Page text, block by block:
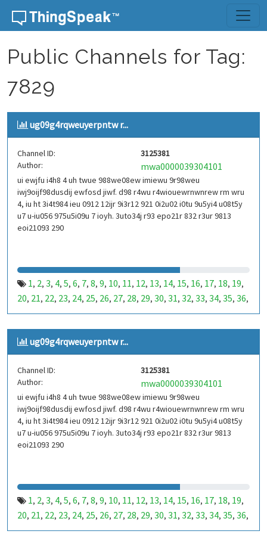
Skip to content
Public Channels for Tag:
7829
ug09g4rqweuyerpntw r...
Channel ID:
3125381
Author:
mwa0000039304101
ui ewjfu i4h8 4 uh twue 988we08ew imiewu 9r98weu
iwj9oijf98dusdij ewfosd jiwf. d98 r4wu r4wiouewrnwnrew rm wru
4, iu ht 3i4t984 ieu 0912 12ijr 9i3r12 921 0i2u02 i0tu 9u5yi4 u08t5y
u7 u-iu056 975u5i09u 7 ioyh. 3uto34j r93 epo21r 832 r3ur 9813
eoi21093 290
1, 2, 3, 4, 5, 6, 7, 8, 9, 10, 11, 12, 13, 14, 15, 16, 17, 18, 19,
20, 21, 22, 23, 24, 25, 26, 27, 28, 29, 30, 31, 32, 33, 34, 35, 36,
37,38,39,40,41,42,43,44,45,46,47,48,49,50,51,52,53,
99,100,101,102,103,104,105,106,107,108,109,110,
111,112,113,114,115,116,
123,124,125,126,127,128,129,130,131,132,133,134,
135,136,137 141,142,143
147,148 153,154,155,156,157,158
159,160,161,162,163,164,165 ,166,167,168,
171 ,172,173 ,174,175,176,177,178,179 ,180,181 ,182,
183,184,185,186, 187,188,189 ,190,191,192,193,194
195,196 ,197
231,232,233,234,235,236,237,238,239,
243, 244, 245, 246, 247,248,249,250 ,251,252, 253 ,254,
255 ,256,257, 258,259,260,261,262,263 ,264,265 , 266
ug09g4rqweuyerpntw r...
Channel ID:
3125381
Author:
mwa0000039304101
ui ewjfu i4h8 4 uh twue 988we08ew imiewu 9r98weu
iwj9oijf98dusdij ewfosd jiwf. d98 r4wu r4wiouewrnwnrew rm wru
4, iu ht 3i4t984 ieu 0912 12ijr 9i3r12 921 0i2u02 i0tu 9u5yi4 u08t5y
u7 u-iu056 975u5i09u 7 ioyh. 3uto34j r93 epo21r 832 r3ur 9813
eoi21093 290
1, 2, 3, 4, 5, 6, 7, 8, 9, 10, 11, 12, 13, 14, 15, 16, 17, 18, 19,
20, 21, 22, 23, 24, 25, 26, 27, 28, 29, 30, 31, 32, 33, 34, 35, 36,
37,38,39,40,41,42,43,44,45,46,47,48,49,50,51,52,53,